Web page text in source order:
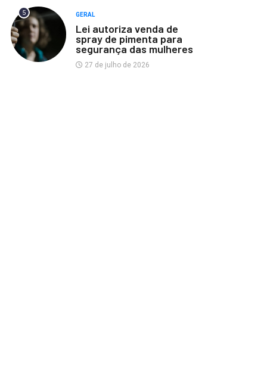
5 GERAL
Lei autoriza venda de
spray de pimenta para
segurança das mulheres
27 de julho de 2026